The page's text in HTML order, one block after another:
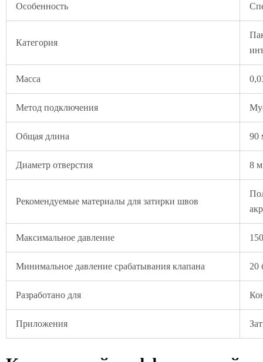
Особенность
Категория
Масса
Метод подключения
Общая длина 90
Диаметр отверстия 8
Рекомендуемые материалы для затирки швов
Максимальное давление
Минимальное давление срабатывания клапана 20
Разработано для
Приложения